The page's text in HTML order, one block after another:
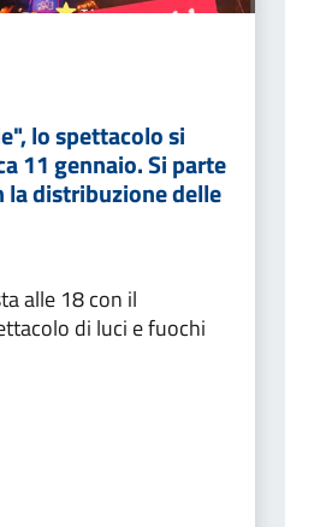
lo spettacolo si
11 gennaio. Si parte
la distribuzione delle
alle 18 con il
di luci e fuochi